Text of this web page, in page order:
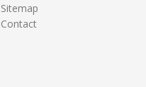
Sitemap
Contact